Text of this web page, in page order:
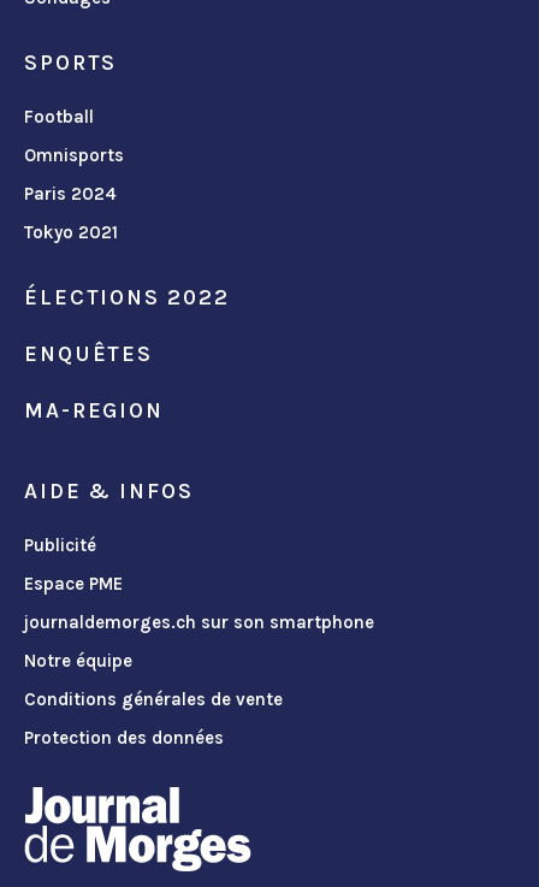
SPORTS
Football
Omnisports
Paris 2024
Tokyo 2021
ÉLECTIONS 2022
ENQUÊTES
MA-REGION
AIDE & INFOS
Publicité
Espace PME
journaldemorges.ch sur son smartphone
Notre équipe
Conditions générales de vente
Protection des données